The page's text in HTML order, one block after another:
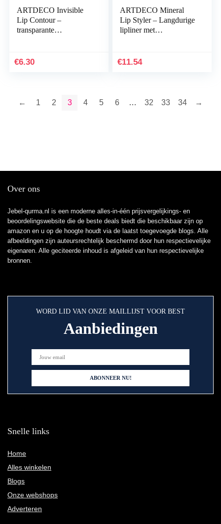
ARTDECO Invisible
Lip Contour –
transparante
€6.30
ARTDECO Mineral
Lip Styler – Langdurige
lipliner met
€11.54
← 1 2 3 4 5 6 … 32 33 34 →
Over ons
Jebel-qurma.nl is een moderne alles-in-één prijsvergelijkings- en
beoordelingswebsite die de beste deals biedt die beschikbaar zijn op
amazon en u op de hoogte houdt via de laatst toegevoegde blogs. Alle
afbeeldingen zijn auteursrechtelijk beschermd door hun respectievelijke
eigenaren. Alle geciteerde inhoud is afgeleid van hun respectievelijke
bronnen.
WORD LID VAN ONZE MAILLIJST VOOR BEST
Aanbiedingen
Snelle links
Home
Alles winkelen
Blogs
Onze webshops
Adverteren